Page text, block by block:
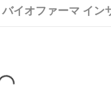
バイオファーマ イン